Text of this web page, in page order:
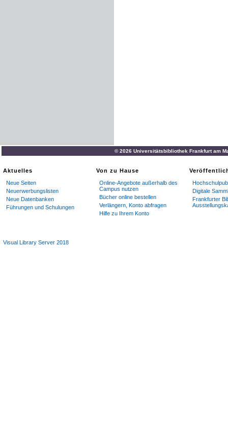
© 2026 Universitätsbibliothek Frankfurt am
Aktuelles
Neue Seiten
Neuerwerbungslisten
Neue Datenbanken
Führungen und Schulungen
Von zu Hause
Online-Angebote außerhalb des
Campus nutzen
Bücher online bestellen
Verlängern, Konto abfragen
Hilfe zu Ihrem Konto
Digitale
Frankfurter
Visual Library Server 2018